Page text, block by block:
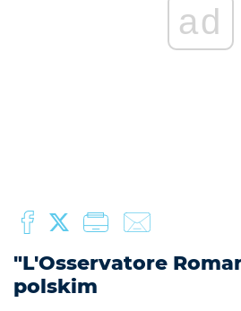
ad
"L'Osservatore
polskim